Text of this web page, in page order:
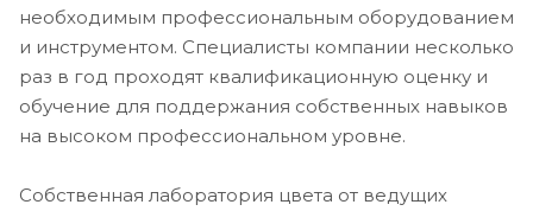
необходимым профессиональным оборудованием
и инструментом. Специалисты компании несколько
раз в год проходят квалификационную оценку и
обучение для поддержания собственных навыков
на высоком профессиональном уровне.
Собственная лаборатория цвета от ведущих